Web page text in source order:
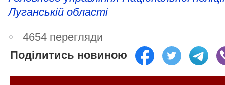
Луганській області
4654 перегляди
Поділитись новиною